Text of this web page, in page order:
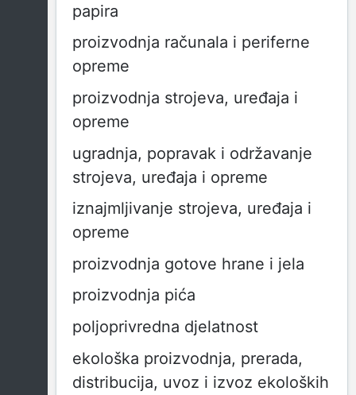
papira
proizvodnja računala i periferne
opreme
proizvodnja strojeva, uređaja i
opreme
ugradnja, popravak i održavanje
strojeva, uređaja i opreme
iznajmljivanje strojeva, uređaja i
opreme
proizvodnja gotove hrane i jela
proizvodnja pića
poljoprivredna djelatnost
ekološka proizvodnja, prerada,
distribucija, uvoz i izvoz ekoloških